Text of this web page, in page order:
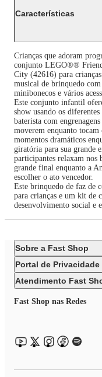
Características
Crianças que adoram
conjunto LEGO®®
City (42616) para
musical de brinquedo
minibonecos e vários
Este conjunto infantil
show usando os
baterista com
moverem enquanto
momentos dramáticos
giratória para sua grande
participantes relaxam nos
grande final enquanto a
escolher o ato vencedor.
Este brinquedo de faz de
para crianças e um kit de
desenvolvimento social e
Sobre a Fast Shop
Portal de Privacidade
Atendimento Fast
Fast Shop nas Redes